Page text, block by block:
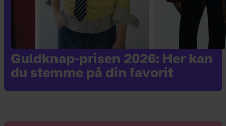
Guldknap-prisen 2026: Her kan
du stemme på din favorit